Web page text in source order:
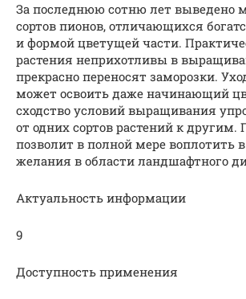
За последнюю сотню лет выведено
сортов пионов, отличающихся
и формой цветущей части.
растения неприхотливы в
прекрасно переносят заморозки.
может освоить даже начинающий
сходство условий выращивания
от одних сортов растений к другим.
позволит в полной мере воплотить
желания в области ландшафтного
Актуальность информации
9
Доступность применения